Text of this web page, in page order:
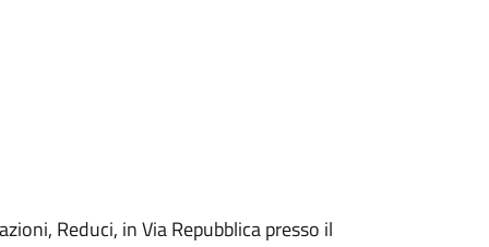
Reduci, in Via Repubblica presso il